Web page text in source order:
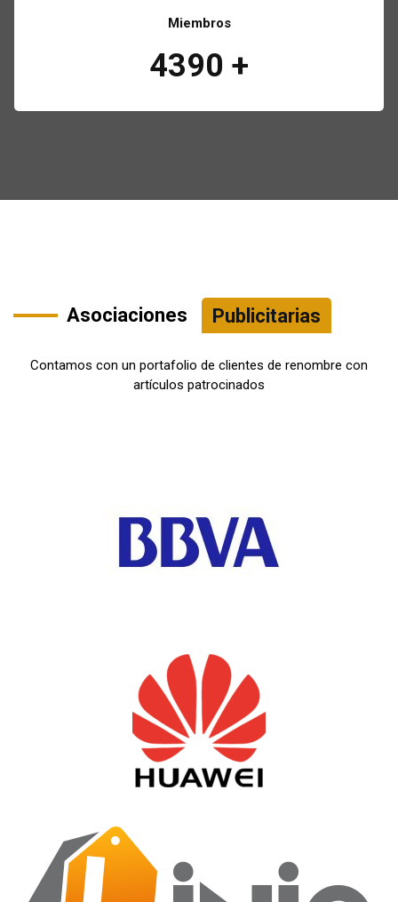
Miembros
4390 +
Asociaciones Publicitarias
Contamos con un portafolio de clientes de renombre con
artículos patrocinados